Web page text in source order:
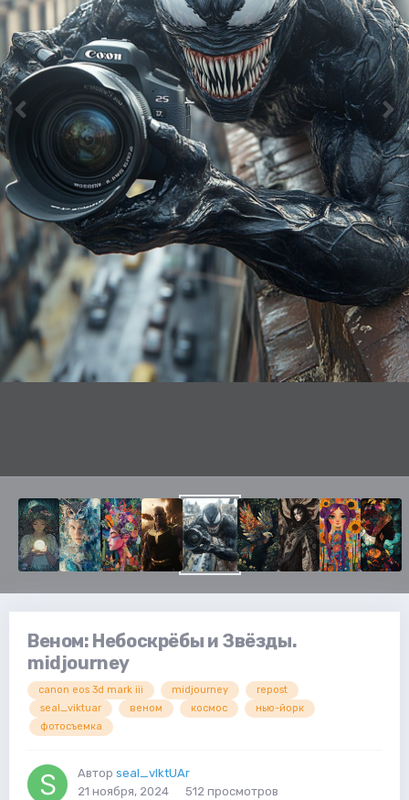
Веном: Небоскрёбы и Звёзды.
midjourney
canon eos 3d mark iii midjourney
repost
seal_viktuar
веном космос
нью-йорк
фотосъемка
Автор seal_vIktUAr
21 ноября, 2024
512 просмотров